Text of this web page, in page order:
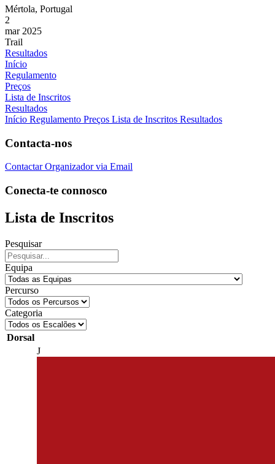
Mértola, Portugal
2
mar 2025
Trail
Resultados
Início
Regulamento
Preços
Lista de Inscritos
Resultados
Início Regulamento Preços Lista de Inscritos Resultados
Contacta-nos
Contactar Organizador via Email
Conecta-te connosco
Lista de Inscritos
Pesquisar
Equipa
Percurso
Categoria
Dorsal
J